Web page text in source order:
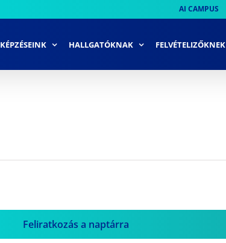
AI CAMPUS
KÉPZÉSEINK HALLGATÓKNAK FELVÉTELIZŐKNEK
Feliratkozás a naptárra